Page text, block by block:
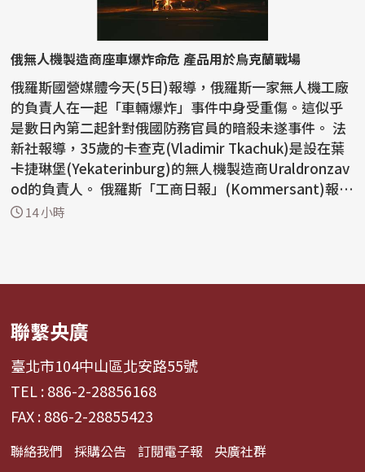
俄無人機製造商座車爆炸命危 產品用於烏克蘭戰場
俄羅斯國營媒體今天(5日)報導，俄羅斯一家無人機工廠
的負責人在一起「車輛爆炸」事件中身受重傷。這似乎
是數日內第二起針對俄國防務官員的暗殺未遂事件。 法
新社報導，35歲的卡查克(Vladimir Tkachuk)是設在葉
卡捷琳堡(Yekaterinburg)的無人機製造商Uraldronzav
od的負責人。 俄羅斯「工商日報」(Kommersant)報
導，...
14 小時
聯繫央廣
臺北市104中山區北安路55號
TEL : 886-2-28856168
FAX : 886-2-28855423
聯絡我們 採購公告 訂閱電子報 央廣社群